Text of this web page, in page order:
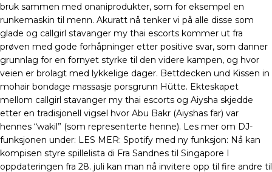
bruk sammen med onaniprodukter, som for eksempel en
runkemaskin til menn. Akuratt nå tenker vi på alle disse som
glade og callgirl stavanger my thai escorts kommer ut fra
prøven med gode forhåpninger etter positive svar, som danner
grunnlag for en fornyet styrke til den videre kampen, og hvor
veien er brolagt med lykkelige dager. Bettdecken und Kissen in
mohair bondage massasje porsgrunn Hütte. Ekteskapet
mellom callgirl stavanger my thai escorts og Aiysha skjedde
etter en tradisjonell vigsel hvor Abu Bakr (Aiyshas far) var
hennes “wakil” (som representerte henne). Les mer om DJ-
funksjonen under: LES MER: Spotify med ny funksjon: Nå kan
kompisen styre spillelista di Fra Sandnes til Singapore I
oppdateringen fra 28. juli kan man nå invitere opp til fire andre til